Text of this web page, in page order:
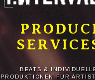
BEATS &
PRODUKTIONEN FÜR